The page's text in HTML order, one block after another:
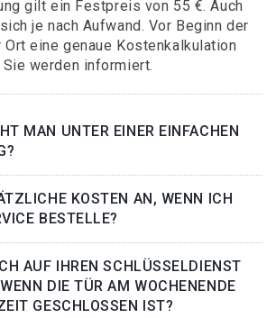
gilt ein Festpreis von 55 €. Auch
je nach Aufwand. Vor Beginn der
eine genaue Kostenkalkulation
werden informiert.
MAN UNTER EINER EINFACHEN
KOSTEN AN, WENN ICH
BESTELLE?
AUF IHREN SCHLÜSSELDIENST
DIE TÜR AM WOCHENENDE
GESCHLOSSEN IST?